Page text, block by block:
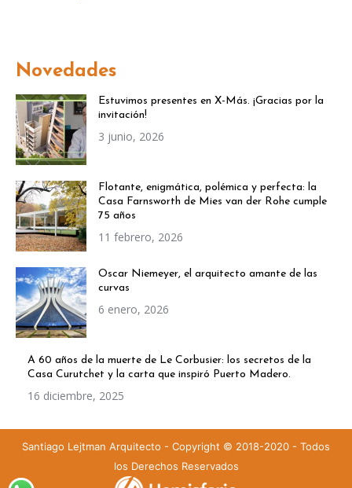
Novedades
Estuvimos presentes en X-Más. ¡Gracias por la
invitación!
3 junio, 2026
Flotante, enigmática, polémica y perfecta: la
Casa Farnsworth de Mies van der Rohe cumple
75 años
11 febrero, 2026
Oscar Niemeyer, el arquitecto amante de las
curvas
6 enero, 2026
A 60 años de la muerte de Le Corbusier: los secretos de la
Casa Curutchet y la carta que inspiró Puerto Madero.
16 diciembre, 2025
Santiago Lejtman Arquitecto - Copyright © 2018-2020 - Todos
los Derechos Reservados